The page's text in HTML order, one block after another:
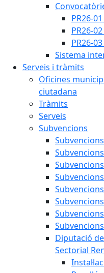
PR26-
PR26-
PR26-
Sistema
Serveis i tràmits
Oficines
ciutadana
Tràmits
Serveis
Subvencions
Diputació
Sectorial